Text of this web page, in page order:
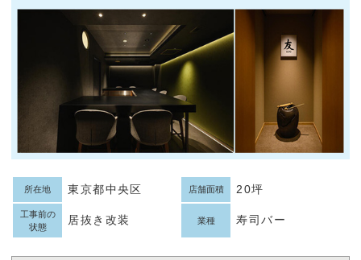
所在地 東京都中央区 店舗面積 20坪
工事前の
状態
居抜き改装 業種 寿司バー